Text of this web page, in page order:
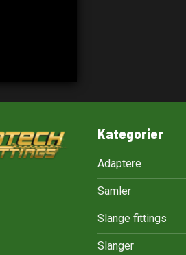
Kategorier
Adaptere
Samler
Slange fittings
Slanger